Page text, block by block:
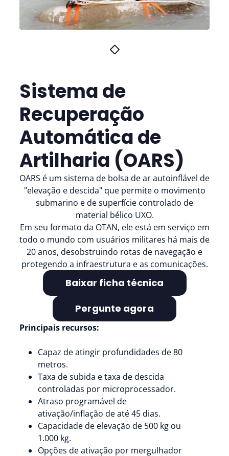
Sistema de
Recuperação
Automática de
Artilharia (OARS)
OARS é um sistema de bolsa de ar autoinflável de
"elevação e descida" que permite o movimento
submarino e de superfície controlado de
material bélico UXO.
Em seu formato da OTAN, ele está em serviço em
todo o mundo com usuários militares há mais de
20 anos, desobstruindo rotas de navegação e
protegendo a infraestrutura e as comunicações.
Baixar ficha técnica
Pergunte agora
Principais recursos:
Capaz de atingir profundidades de 80
metros.
Taxa de subida e taxa de descida
controladas por microprocessador.
Atraso programável de
ativação/inflação de até 45 dias.
Capacidade de elevação de 500 kg ou
1.000 kg.
Opções de ativação por mergulhador